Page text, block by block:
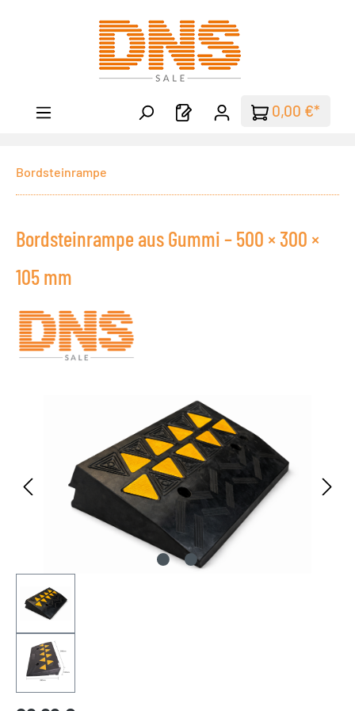
Zum Hauptinhalt springen
0,00 €*
Bordsteinrampe
Bordsteinrampe aus Gummi – 500 × 300 ×
105 mm